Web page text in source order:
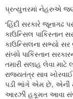
પ્રત્યુત્તરમાં નેહરુએ
‘હિંદી સરકારે
કાઉન્સિલ પાકિસ્તાન
કાઉન્સિલના સભ્યો સર
સંબંધે પાકિસ્તાન
તમારી સલાહ લેવા
રાજ્યતંત્ર સાવ
પડી ભાંગે એમ છે, એની
આરઝી હકૂમત આવા